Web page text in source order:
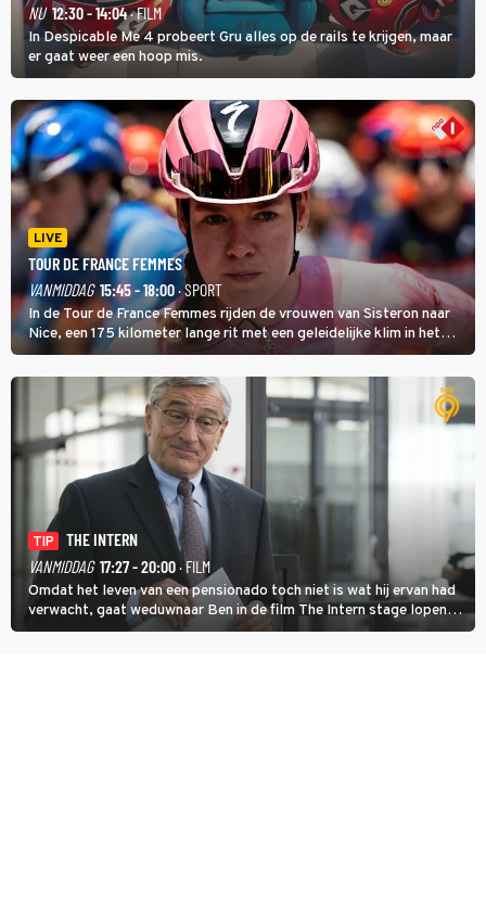
NU 12:30 - 14:04· FILM
In Despicable Me 4 probeert Gru alles op de rails te krijgen, maar
er gaat weer een hoop mis.
LIVE
TOUR DE FRANCE FEMMES
VANMIDDAG 15:45 - 18:00· SPORT
In de Tour de France Femmes rijden de vrouwen van Sisteron naar
Nice, een 175 kilometer lange rit met een geleidelijke klim in het
midden. Dat is mogelijk niet de zwaarste hindernis, dat is de
temperatuur. Het kan in Nice namelijk bloedheet worden.
TIP
THE INTERN
VANMIDDAG 17:27 - 20:00· FILM
Omdat het leven van een pensionado toch niet is wat hij ervan had
verwacht, gaat weduwnaar Ben in de film The Intern stage lopen
bij de hippe webwinkel van Jules, wat een gouden zet blijkt te zijn.